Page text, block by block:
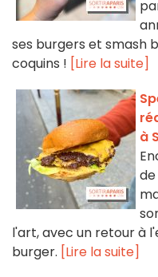
ses burgers et smash
coquins ! [Lire la suite]
à
l'art, avec un retour à
burger. [Lire la suite]